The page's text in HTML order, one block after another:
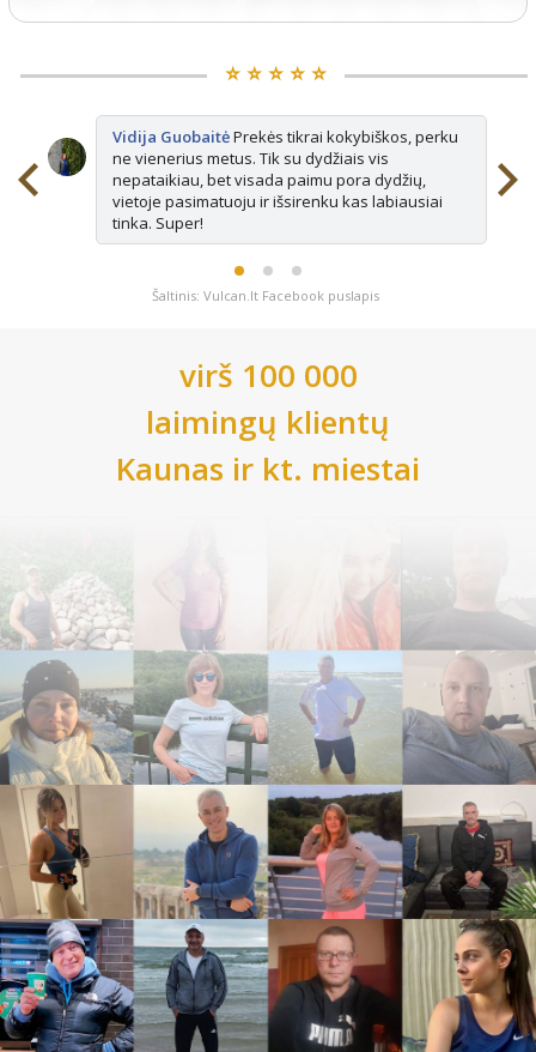
⭐️ ⭐️ ⭐️ ⭐️ ⭐️
Vidija GuobaitėPrekės tikrai kokybiškos, perku
ne vienerius metus. Tik su dydžiais vis
nepataikiau, bet visada paimu pora dydžių,
vietoje pasimatuoju ir išsirenku kas labiausiai
tinka. Super!
Šaltinis: Vulcan.lt Facebook puslapis
virš 100 000
laimingų klientų
Kaunas ir kt. miestai